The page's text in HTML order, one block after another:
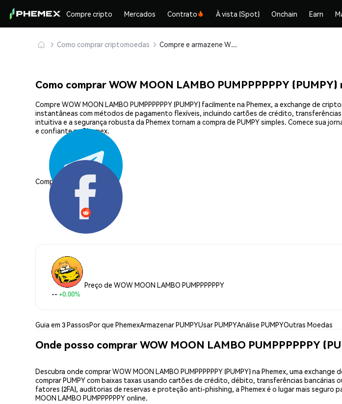
Compre cripto Mercados Contrato À vista (Spot) Onchain Earn
Como comprar criptomoedas Compre e armazene WOW MOON LAMBO PUMPPPPPPY (PUMPY) com segurança
Como comprar WOW MOON LAMBO PUMPPPPPPY (PUMPY)
Compre WOW MOON LAMBO PUMPPPPPPY (PUMPY) facilmente na Phemex, a exchange de
instantâneas com métodos de pagamento flexíveis, incluindo cartões de crédito,
intuitiva e a segurança robusta da Phemex tornam a compra de PUMPY simples. Comece sua
e confiante na Phemex.
Compartilhar:
Preço de WOW MOON LAMBO PUMPPPPPPY
-- +0.00%
Guia em 3 PassosPor que PhemexArmazenar PUMPYUsar PUMPYAnálise PUMPYOutras Moedas
Onde posso comprar WOW MOON LAMBO PUMPPPPPPY
Descubra onde comprar WOW MOON LAMBO PUMPPPPPPY (PUMPY) na Phemex, uma
comprar PUMPY com baixas taxas usando cartões de crédito, débito, transferências
fatores (2FA), auditorias de reservas e proteção anti-phishing, a Phemex é o lugar mais seguro
MOON LAMBO PUMPPPPPPY online.